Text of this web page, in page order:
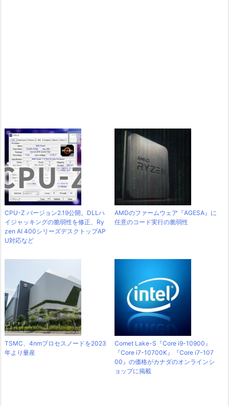
CPU-Z バージョン2.19公開。DLLハ
イジャッキングの脆弱性を修正、Ry
zen AI 400シリーズデスクトップAP
U対応など
AMDのファームウェア『AGESA』に
任意のコード実行の脆弱性
TSMC、4nmプロセスノードを2023
年より量産
Comet Lake-S『Core i9-10900』
『Core i7-10700K』『Core i7-107
00』の価格がカナダのオンラインシ
ョップに掲載